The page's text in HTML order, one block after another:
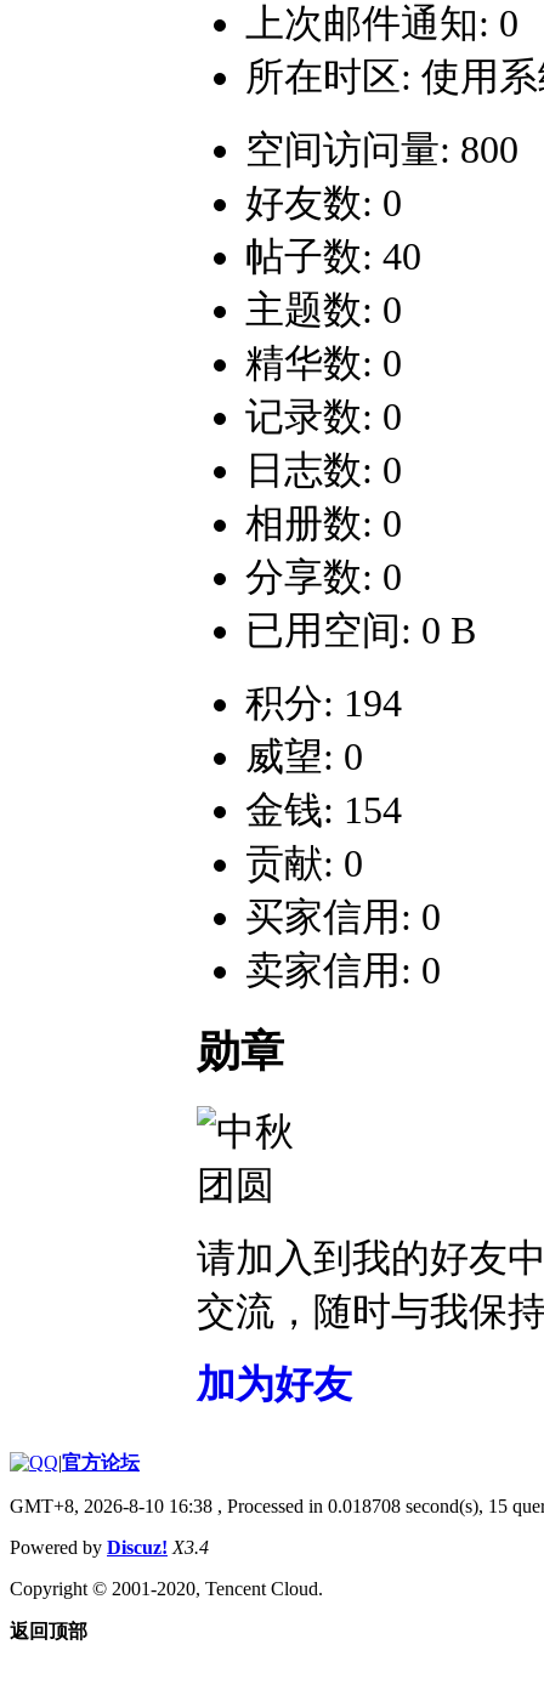
上次邮件通知: 0
所在时区: 使用
空间访问量: 800
好友数: 0
帖子数: 40
主题数: 0
精华数: 0
记录数: 0
日志数: 0
相册数: 0
分享数: 0
已用空间: 0 B
积分: 194
威望: 0
金钱: 154
贡献: 0
买家信用: 0
卖家信用: 0
勋章
请加入到我的好友
交流，随时与我保
加为好友
|官方论坛
GMT+8, 2026-8-10 16:38 , Processed in 0.018708 second(s), 15
Powered by Discuz! X3.4
Copyright © 2001-2020, Tencent Cloud.
返回顶部